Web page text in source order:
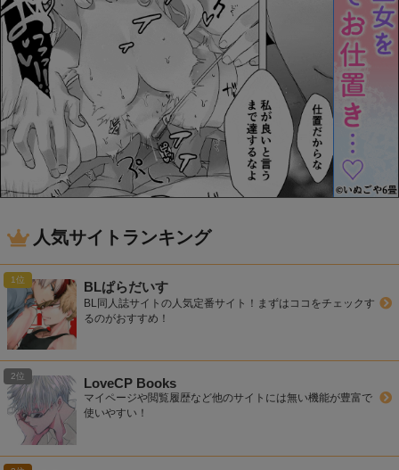
人気サイトランキング
BLぱらだいす
BL同人誌サイトの人気定番サイト！まずはココをチェックす
るのがおすすめ！
LoveCP Books
マイページや閲覧履歴など他のサイトには無い機能が豊富で
使いやすい！